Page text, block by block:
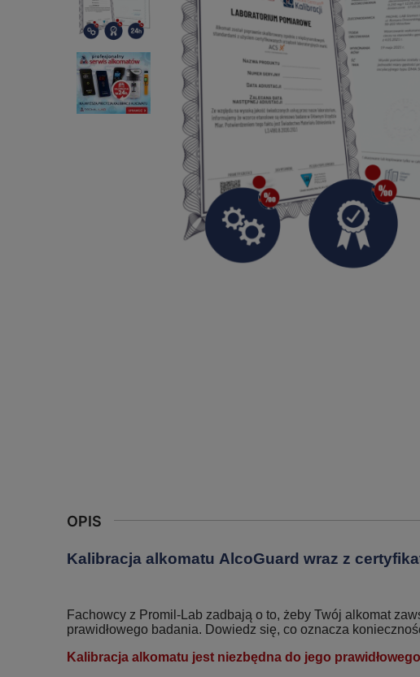
OPIS
Kalibracja alkomatu AlcoGuard wraz z
Fachowcy z Promil-Lab zadbają o to, żeby Twój alkomat
prawidłowego badania. Dowiedz się, co oznacza
Kalibracja alkomatu jest niezbędna do jego